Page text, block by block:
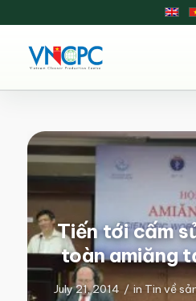
Tiến tới cấm
toàn amiăng
July 21, 2014 / in Tin về